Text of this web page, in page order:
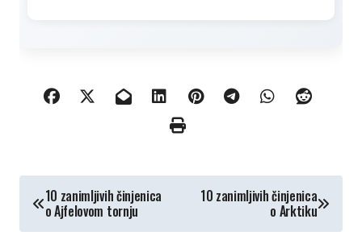
КРЕТАЊЕ
ЧЛАНКА
10 zanimljivih činjenica
o Ajfelovom tornju
10 zanimljivih činjenica
o Arktiku